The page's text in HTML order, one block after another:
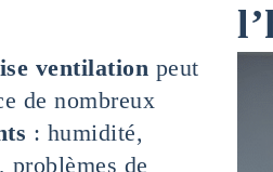
ventilation peut
de nombreux
: humidité,
problèmes de